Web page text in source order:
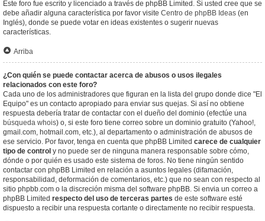
Este foro fue escrito y licenciado a través de phpBB Limited. Si usted cree que se
debe añadir alguna característica por favor visite Centro de phpBB Ideas (en
Inglés), donde se puede votar en ideas existentes o sugerir nuevas
características.
Arriba
¿Con quién se puede contactar acerca de abusos o usos ilegales
relacionados con este foro?
Cada uno de los administradores que figuran en la lista del grupo donde dice "El
Equipo" es un contacto apropiado para enviar sus quejas. Si así no obtiene
respuesta debería tratar de contactar con el dueño del dominio (efectúe una
búsqueda whois) o, si este foro tiene correo sobre un dominio gratuito (Yahoo!,
gmail.com, hotmail.com, etc.), al departamento o administración de abusos de
ese servicio. Por favor, tenga en cuenta que phpBB Limited carece de cualquier
tipo de control y no puede ser de ninguna manera responsable sobre cómo,
dónde o por quién es usado este sistema de foros. No tiene ningún sentido
contactar con phpBB Limited en relación a asuntos legales (difamación,
responsabilidad, deformación de comentarios, etc.) que no sean con respecto al
sitio phpbb.com o la discreción misma del software phpBB. Si envia un correo a
phpBB Limited respecto del uso de terceras partes de este software esté
dispuesto a recibir una respuesta cortante o directamente no recibir respuesta.